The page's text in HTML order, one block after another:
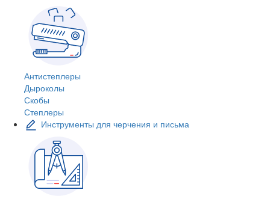
Антистеплеры
Дыроколы
Скобы
Степлеры
Инструменты для черчения и письма